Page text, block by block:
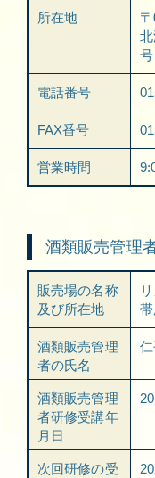
所在地
号
電話番号
FAX番号
営業時間
酒類販売管理
販売場の名称
及び所在地
酒類販売管理
者の氏名
酒類販売管理
者研修受講年
月日
次回研修の受